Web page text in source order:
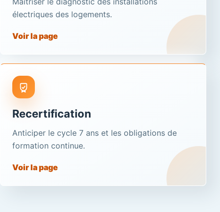
électriques des logements.
Voir la page
Recertification
Anticiper le cycle 7 ans et les obligations de
formation continue.
Voir la page